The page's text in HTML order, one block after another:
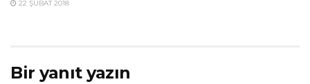
22 ŞUBAT 2018
Bir yanıt yazın